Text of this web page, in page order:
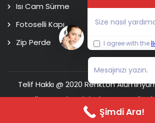
Isı Cam Sürme
Fotoselli Kapı
Zip Perde
Telif Hakkı @ 2020 Renkton
KodlamaUsim Digital AgencyTüm
Ana Sayfa
Hakkımızda
Size nasıl
I agree with the
Şimdi Ara!